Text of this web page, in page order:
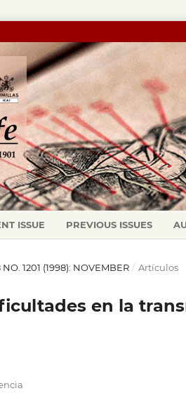
ISSUE PREVIOUS ISSUES
NO. 1201 (1998): NOVEMBER / Artículos
en la